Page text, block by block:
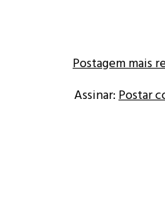
Postagem mais
Assinar: Postar